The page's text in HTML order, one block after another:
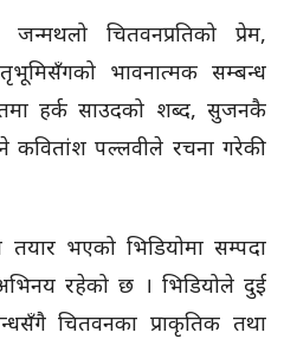
चितवनप्रतिको प्रेम,
भावनात्मक सम्बन्ध
हर्क साउदको शब्द, सुजनकै
पल्लवीले रचना गरेकी
भएको भिडियोमा सम्पदा
रहेको छ । भिडियोले दुई
चितवनका प्राकृतिक तथा